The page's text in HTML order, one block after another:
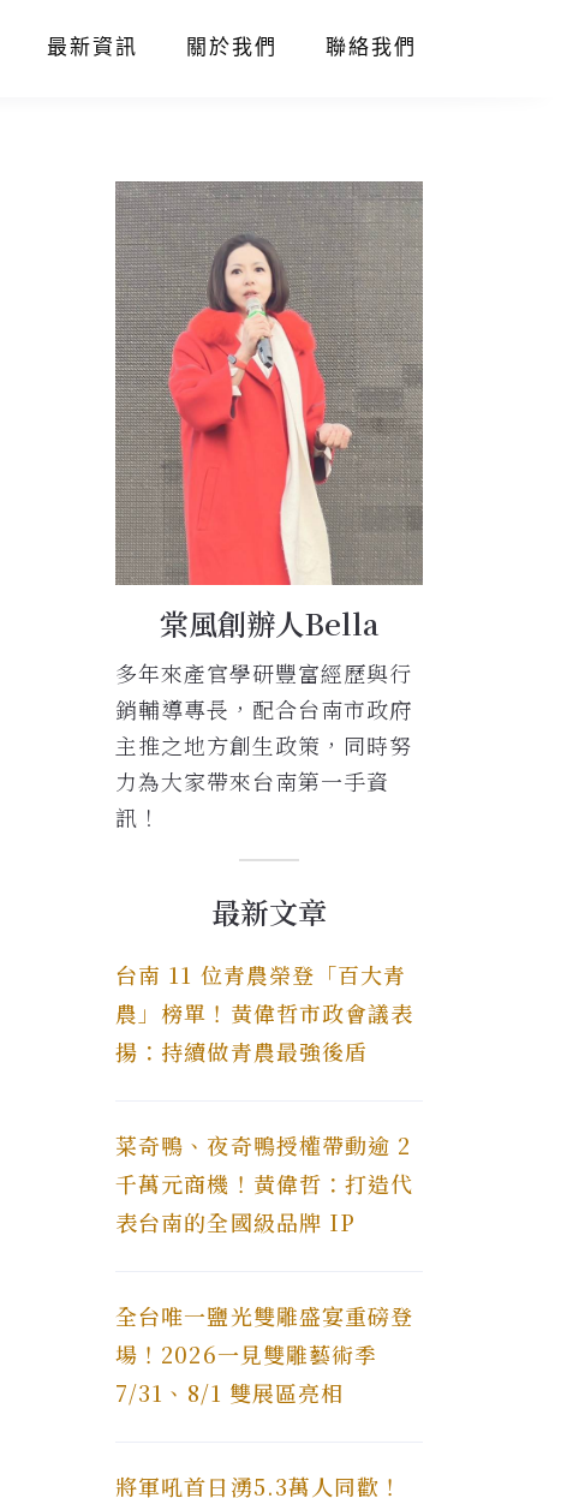
最新資訊 關於我們 聯絡我們
棠風創辦人Bella
多年來產官學研豐富經歷與行
銷輔導專長，配合台南市政府
主推之地方創生政策，同時努
力為大家帶來台南第一手資
訊！
最新文章
台南 11 位青農榮登「百大青
農」榜單！黃偉哲市政會議表
揚：持續做青農最強後盾
菜奇鴨、夜奇鴨授權帶動逾 2
千萬元商機！黃偉哲：打造代
表台南的全國級品牌 IP
全台唯一鹽光雙雕盛宴重磅登
場！2026一見雙雕藝術季
7/31、8/1 雙展區亮相
將軍吼首日湧5.3萬人同歡！